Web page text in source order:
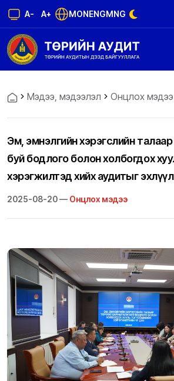
A- A+ MONENGMNG
Мэдээ, мэдээлэл Онцлох мэдээ
Эм, эмнэлгийн хэрэгслийн талаар
буй бодлого болон холбогдох
хэрэгжилтэд хийх аудитыг
2025-08-20 — Онцлох мэдээ